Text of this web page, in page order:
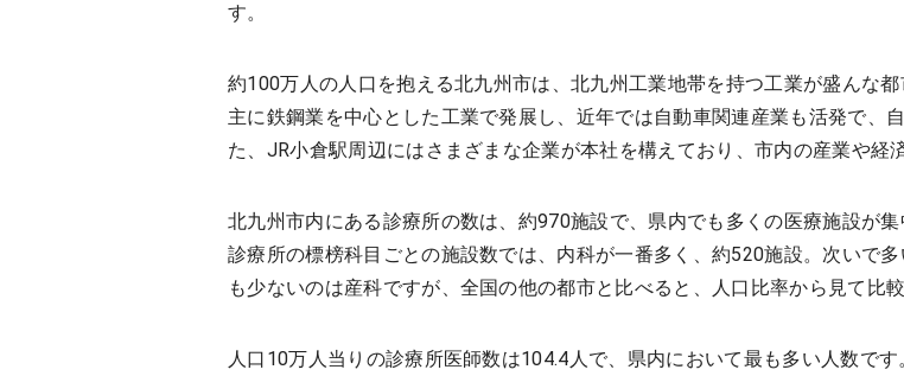
す。
約100万人の人口を抱える北九州市は、北九州工業地帯を持つ工業が盛んな
主に鉄鋼業を中心とした工業で発展し、近年では自動車関連産業も活発で、
た、JR小倉駅周辺にはさまざまな企業が本社を構えており、市内の産業や経
北九州市内にある診療所の数は、約970施設で、県内でも多くの医療施設が集
診療所の標榜科目ごとの施設数では、内科が一番多く、約520施設。次いで
も少ないのは産科ですが、全国の他の都市と比べると、人口比率から見て比
人口10万人当りの診療所医師数は104.4人で、県内において最も多い人数で